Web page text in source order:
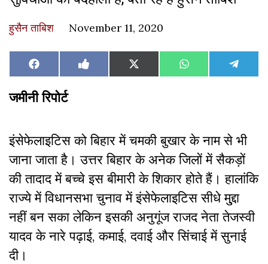
हुसैन ताबिश November 11, 2020
Share
on
Facebook Share
on
Like
on
Share
on
X
(Twitter)
Share
on
WhatsAppShare
on
जमीनी रिपोर्ट
इंसेफेलाइटिस को बिहार में चमकी बुखार के नाम से भी
जाना जाता है। उत्तर बिहार के अनेक जिलों में सैकड़ों
की तादाद में बच्चे इस बीमारी के शिकार होते हैं। हालांकि
राज्ये में विधानसभा चुनाव में इंसेफेलाइटिस सीधे मु्द्दा
नहीं बन सका लेकिन इसकी अनुगूंज राजद नेता तेजस्वी
यादव के नारे पढ़ाई, कमाई, दवाई और सिंचाई में सुनाई
दी।